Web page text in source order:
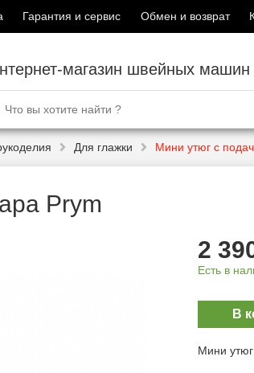
Гарантия и сервис Обмен и возврат
магазин швейных машин
Для глажки Мини утюг с
Prym
2
Есть в
В
Мини